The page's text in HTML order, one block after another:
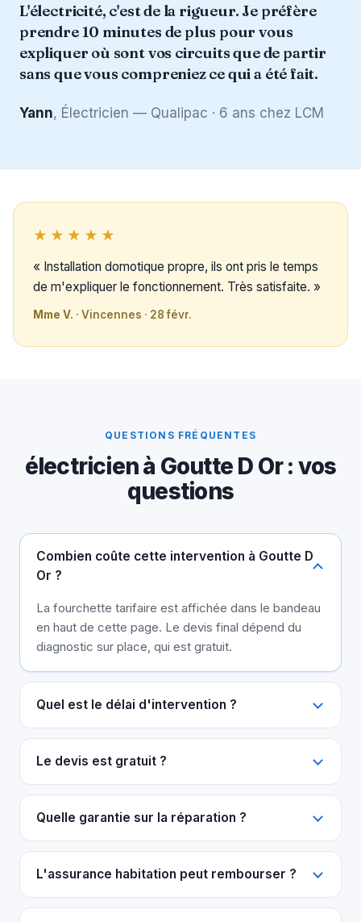
L'électricité, c'est de la rigueur. Je préfère
prendre 10 minutes de plus pour vous
expliquer où sont vos circuits que de partir
sans que vous compreniez ce qui a été fait.
Yann, Électricien — Qualipac · 6 ans chez LCM
★★★★★
« Installation domotique propre, ils ont pris le temps
de m'expliquer le fonctionnement. Très satisfaite. »
Mme V. · Vincennes · 28 févr.
QUESTIONS FRÉQUENTES
électricien à Goutte D Or : vos
questions
Combien coûte cette intervention à Goutte D
Or ?
La fourchette tarifaire est affichée dans le bandeau
en haut de cette page. Le devis final dépend du
diagnostic sur place, qui est gratuit.
Quel est le délai d'intervention ?
Le devis est gratuit ?
Quelle garantie sur la réparation ?
L'assurance habitation peut rembourser ?